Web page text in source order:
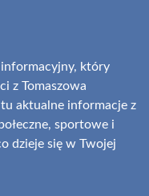
który
z Tomaszowa
aktualne informacje z
sportowe i
dzieje się w Twojej